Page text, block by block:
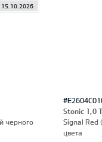
15.10.2026
черного
Stonic 1,0
Signal Red
цвета